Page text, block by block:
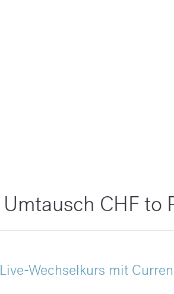
Umtausch CHF to
Live-Wechselkurs mit